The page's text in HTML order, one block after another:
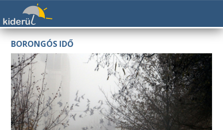
BORONGÓS IDŐ